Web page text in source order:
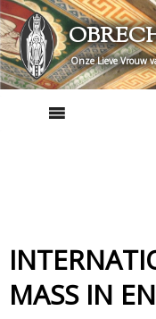
Skip
to
content
Onze Lieve Vrouw
MASS IN